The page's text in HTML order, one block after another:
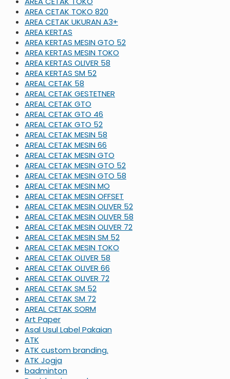
AREA CETAK TOKO 820
AREA CETAK UKURAN A3+
AREA KERTAS
AREA KERTAS MESIN GTO 52
AREA KERTAS MESIN TOKO
AREA KERTAS OLIVER 58
AREA KERTAS SM 52
AREAL CETAK 58
AREAL CETAK GESTETNER
AREAL CETAK GTO
AREAL CETAK GTO 46
AREAL CETAK GTO 52
AREAL CETAK MESIN 58
AREAL CETAK MESIN 66
AREAL CETAK MESIN GTO
AREAL CETAK MESIN GTO 52
AREAL CETAK MESIN GTO 58
AREAL CETAK MESIN MO
AREAL CETAK MESIN OFFSET
AREAL CETAK MESIN OLIVER 52
AREAL CETAK MESIN OLIVER 58
AREAL CETAK MESIN OLIVER 72
AREAL CETAK MESIN SM 52
AREAL CETAK MESIN TOKO
AREAL CETAK OLIVER 58
AREAL CETAK OLIVER 66
AREAL CETAK OLIVER 72
AREAL CETAK SM 52
AREAL CETAK SM 72
AREAL CETAK SORM
Art Paper
Asal Usul Label Pakaian
ATK
ATK custom branding.
ATK Jogja
badminton